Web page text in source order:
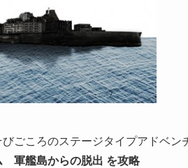
びごころのステージタイプアドベン
軍艦島からの脱出 を攻略